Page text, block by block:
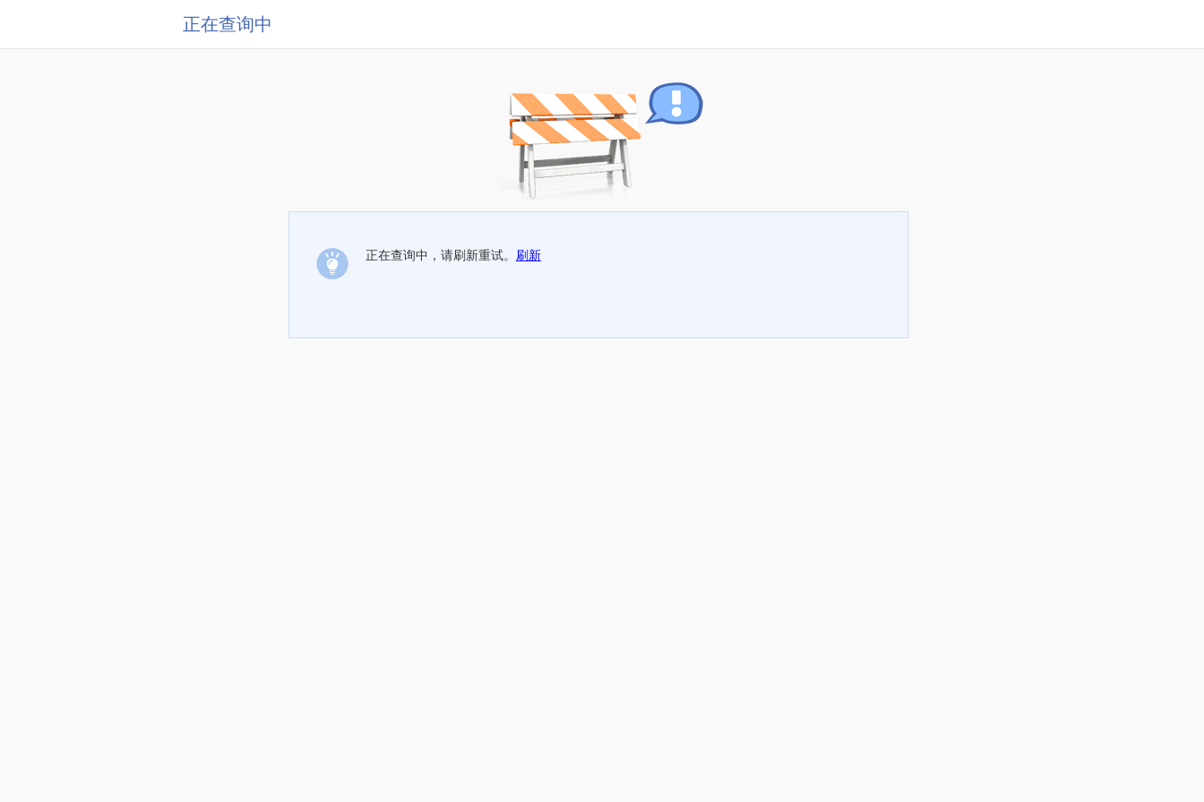
正在查询中
正在查询中，请刷新重试。 刷新